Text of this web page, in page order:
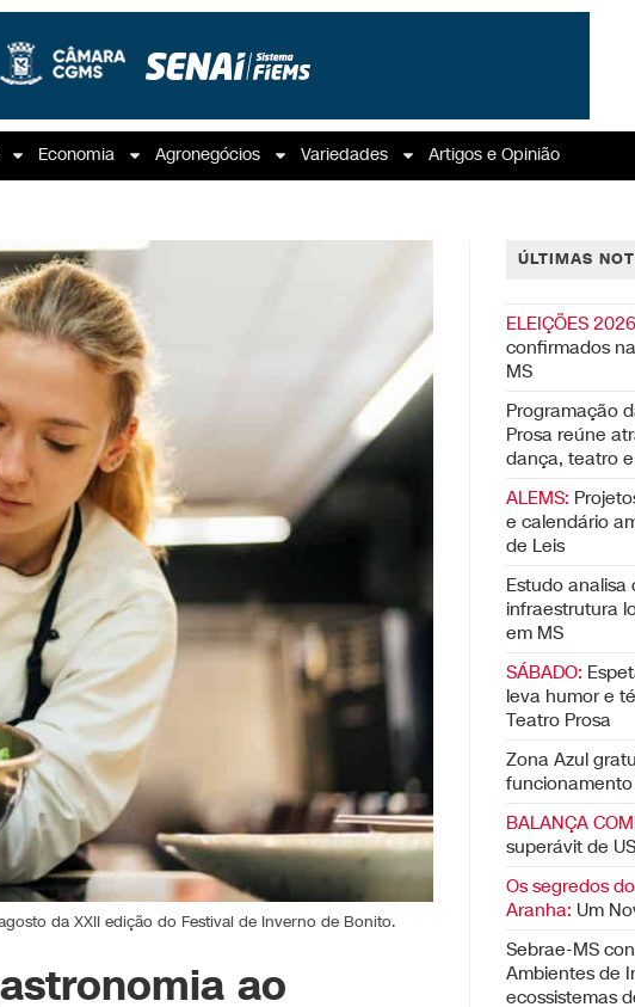
Economia Agronegócios Variedades Artigos e Opinião
da XXII edição do Festival de Inverno de Bonito.
ao
ÚLTIMAS
ELEIÇÕES
confirmados
MS
Programação
Prosa reúne
dança, teatro
ALEMS:
e calendário
de Leis
Estudo analisa
infraestrutura
em MS
SÁBADO:
leva humor e
Teatro Prosa
Zona Azul
BALANÇA
superávit de
Os segredos
Aranha: Um
Sebrae-MS
Ambientes de
ecossistemas